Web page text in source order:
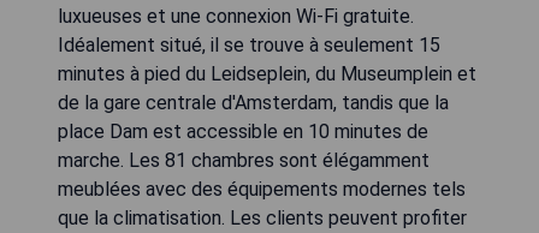
luxueuses et une connexion Wi-Fi gratuite.
Idéalement situé, il se trouve à seulement 15
minutes à pied du Leidseplein, du Museumplein et
de la gare centrale d'Amsterdam, tandis que la
place Dam est accessible en 10 minutes de
marche. Les 81 chambres sont élégamment
meublées avec des équipements modernes tels
que la climatisation. Les clients peuvent profiter